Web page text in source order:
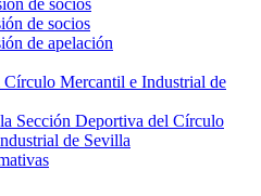
de socios
de apelación
Círculo Mercantil e Industrial de
Sección Deportiva del Círculo
de Sevilla